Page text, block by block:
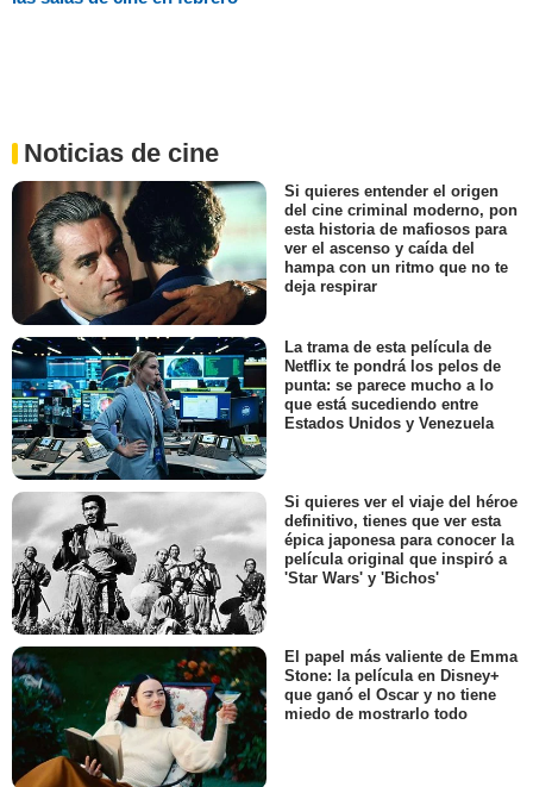
Noticias de cine
Si quieres entender el origen
del cine criminal moderno, pon
esta historia de mafiosos para
ver el ascenso y caída del
hampa con un ritmo que no te
deja respirar
La trama de esta película de
Netflix te pondrá los pelos de
punta: se parece mucho a lo
que está sucediendo entre
Estados Unidos y Venezuela
Si quieres ver el viaje del héroe
definitivo, tienes que ver esta
épica japonesa para conocer la
película original que inspiró a
'Star Wars' y 'Bichos'
El papel más valiente de Emma
Stone: la película en Disney+
que ganó el Oscar y no tiene
miedo de mostrarlo todo